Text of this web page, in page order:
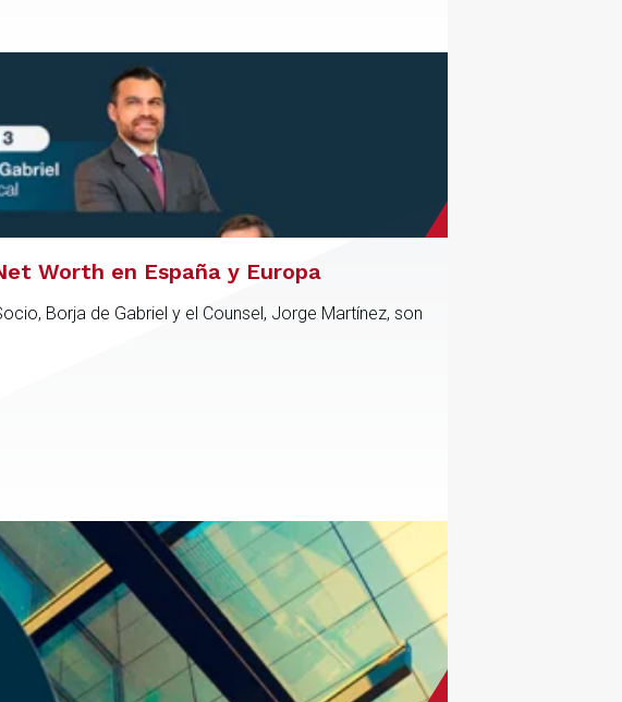
Worth en España y Europa
Borja de Gabriel y el Counsel, Jorge Martínez, son